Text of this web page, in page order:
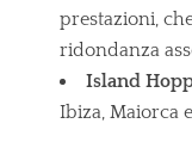
prestazioni,
ridondanza
Island
Ibiza, Maiorca